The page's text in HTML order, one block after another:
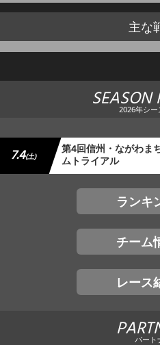
主な
SEASON
2026年シ
7.4(土) 第4回信州・ながわま
ムトライアル
ランキ
チーム
レース
パート